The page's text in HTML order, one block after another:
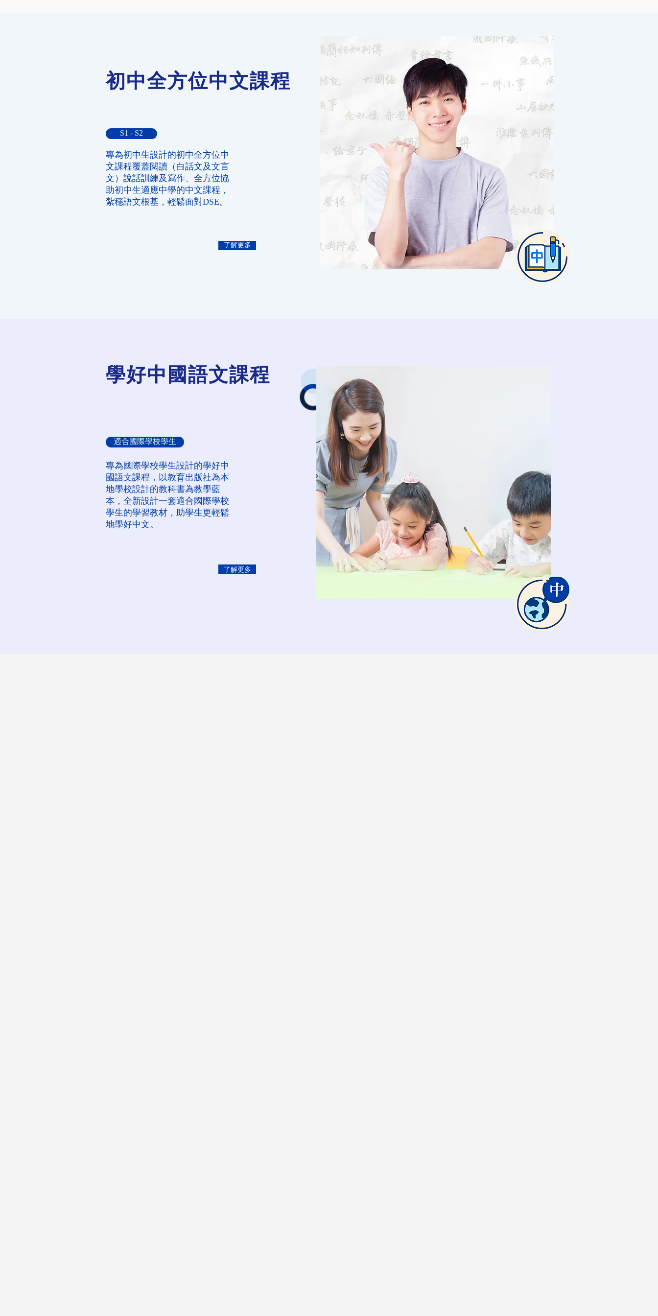
初中全方位中文課程
S1 - S2
專為初中生設計的初中全方位中
文課程覆蓋閱讀（白話文及文言
文）說話訓練及寫作、全方位協
助初中生適應中學的中文課程，
紮穩語文根基，輕鬆面對DSE。
了解更多
​學好中國語文課程
適合國際學校學生
專為國際學校學生設計的學好中
國語文課程，以教育出版社為本
地學校設計的教科書為教學藍
本，全新設計一套適合國際學校
學生的學習教材，助學生更輕鬆
地學好中文。
了解更多